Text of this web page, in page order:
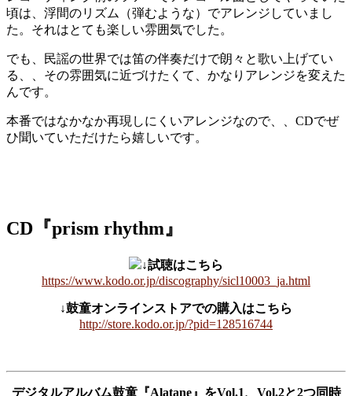
頃は、浮間のリズム（弾むような）でアレンジしていまし
た。それはとても楽しい雰囲気でした。
でも、民謡の世界では笛の伴奏だけで朗々と歌い上げてい
る、、その雰囲気に近づけたくて、かなりアレンジを変えた
んです。
本番ではなかなか再現しにくいアレンジなので、、CDでぜ
ひ聞いていただけたら嬉しいです。
CD『prism rhythm』
↓試聴はこちら
https://www.kodo.or.jp/discography/sicl10003_ja.html
↓鼓童オンラインストアでの購入はこちら
http://store.kodo.or.jp/?pid=128516744
デジタルアルバム鼓童『Alatane』をVol.1、Vol.2と2つ同時